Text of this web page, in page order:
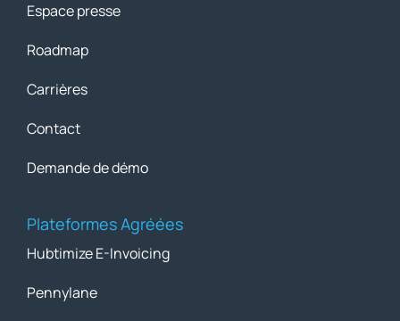
Espace presse
Roadmap
Carrières
Contact
Demande de démo
Plateformes Agréées
Hubtimize E-Invoicing
Pennylane